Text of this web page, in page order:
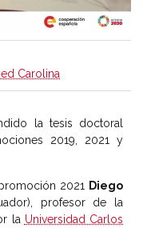
Carolina
la tesis doctoral
2019, 2021 y
2021
Diego
profesor de la
la Universidad Carlos